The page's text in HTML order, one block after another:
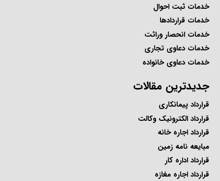
خدمات ثبت احوال
خدمات قراردادها
خدمات انحصار وراثت
خدمات دعاوی تجاری
خدمات دعاوی خانواده
جدیدترین مقالات
قرارداد پیمانکاری
قرارداد الکترونیک وکالت
قرارداد اجاره خانه
مبایعه نامه زمین
قرارداد اداره کار
قرارداد اجاره مغازه